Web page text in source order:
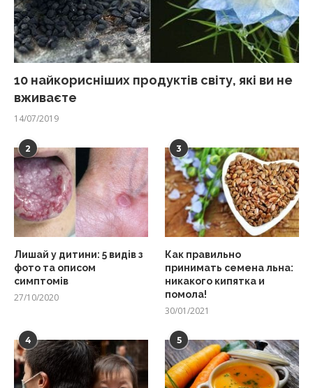
10 найкорисніших продуктів світу, які ви не
вживаєте
14/07/2019
2
Лишай у дитини: 5 видів з
фото та описом
симптомів
27/10/2020
3
Как правильно
принимать семена льна:
никакого кипятка и
помола!
30/01/2021
4 5